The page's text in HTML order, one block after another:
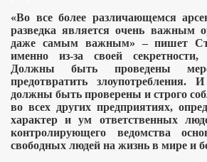
«Во все более различающемся
разведка является очень важным
даже самым важным»
– пишет
именно из-за своей
Должны быть проведены
предотвратить злоупотребления.
должны быть проверены и строго
во всех других предприятиях,
характер и ум ответственных
контролирующего ведомства
свободных людей на жизнь в мире и